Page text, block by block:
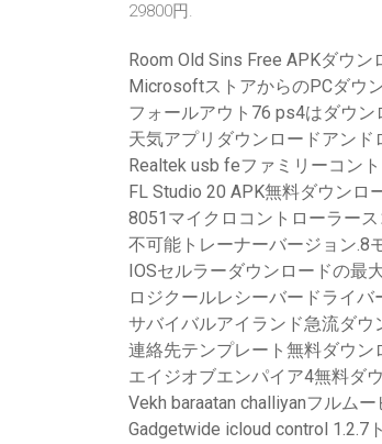
29800円.
Room Old Sins Free APKダウン
MicrosoftストアからのPCダウ
フォールアウト76 ps4はダウン
天気アプリダウンロードアンド
Realtek usb feファミリーコン
FL Studio 20 APK無料ダウンロ
8051マイクロコントローラー
不可能トレーナーバージョン.8
IOSセルラーダウンロードの最
ロジクールレシーバードライ
サバイバルアイランド急流ダウ
連絡先テンプレート無料ダウン
エイジオブエンパイア4無料ダ
Vekh baraatan challiyanフルム
Gadgetwide icloud control 1.2.7